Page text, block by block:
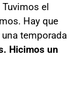
el
Hay que
temporada
Hicimos un